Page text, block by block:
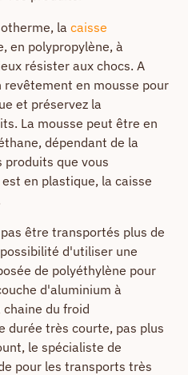
la caisse
en polypropylène, à
résister aux chocs. A
en mousse pour
et préservez la
La mousse peut être en
dépendant de la
produits que vous
en plastique, la caisse
être transportés plus de
d'utiliser une
de polyéthylène pour
d'aluminium à
du froid
durée très courte, pas plus
le spécialiste de
pour les transports très